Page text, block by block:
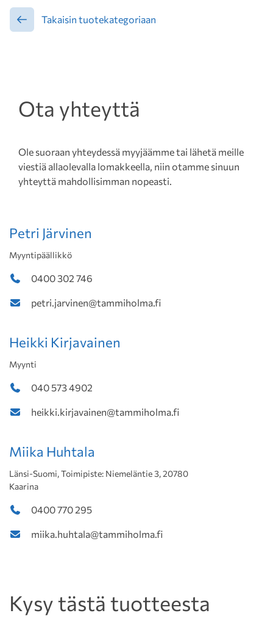
Takaisin tuotekategoriaan
Ota yhteyttä
Ole suoraan yhteydessä myyjäämme tai lähetä meille
viestiä allaolevalla lomakkeella, niin otamme sinuun
yhteyttä mahdollisimman nopeasti.
Petri Järvinen
Myyntipäällikkö
0400 302 746
petri.jarvinen@tammiholma.fi
Heikki Kirjavainen
Myynti
040 573 4902
heikki.kirjavainen@tammiholma.fi
Miika Huhtala
Länsi-Suomi, Toimipiste: Niemeläntie 3, 20780
Kaarina
0400 770 295
miika.huhtala@tammiholma.fi
Kysy tästä tuotteesta